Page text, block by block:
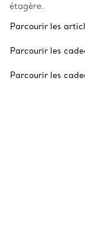
étagère.
Parcourir les
Parcourir les
Parcourir les